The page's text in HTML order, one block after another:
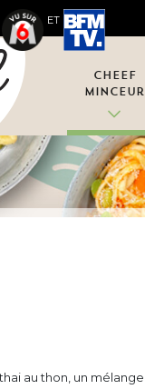
ET
Cheef
Minceur
au thon, un